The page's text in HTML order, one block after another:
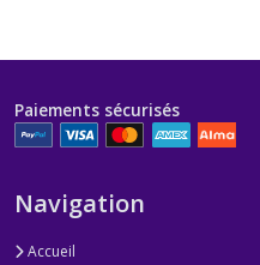
Paiements sécurisés
Navigation
Accueil